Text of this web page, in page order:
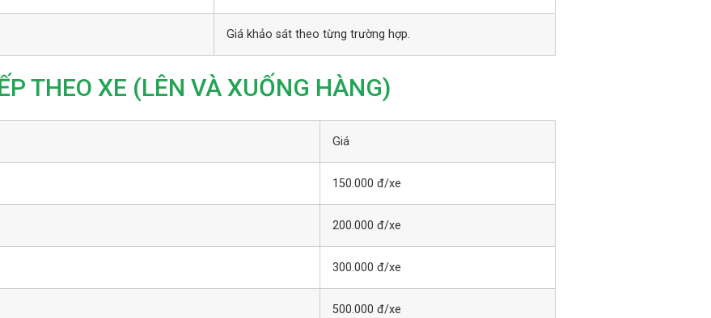
Giá khảo sát theo từng trường hợp.
THEO XE (LÊN VÀ XUỐNG HÀNG)
Giá
150.000 đ/xe
200.000 đ/xe
300.000 đ/xe
500.000 đ/xe